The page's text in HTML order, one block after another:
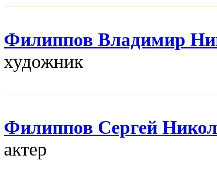
Филиппов Владимир
художник
Филиппов Сергей
актер